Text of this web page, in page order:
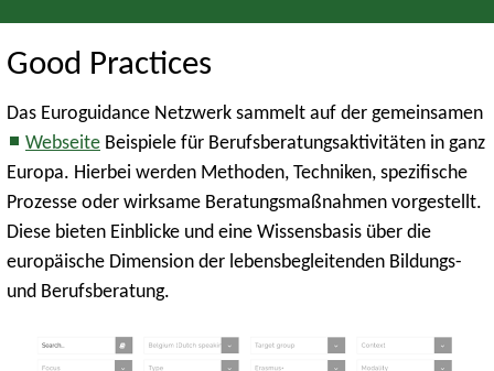
Good Practices
Das Euroguidance Netzwerk sammelt auf der gemeinsamen
Webseite Beispiele für Berufsberatungsaktivitäten in ganz
Europa. Hierbei werden Methoden, Techniken, spezifische
Prozesse oder wirksame Beratungsmaßnahmen vorgestellt.
Diese bieten Einblicke und eine Wissensbasis über die
europäische Dimension der lebensbegleitenden Bildungs-
und Berufsberatung.